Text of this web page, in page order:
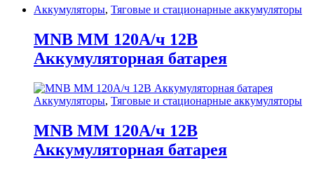
Аккумуляторы, Тяговые и стационарные аккумуляторы
MNB MM 120А/ч 12В
Аккумуляторная батарея
Аккумуляторы, Тяговые и стационарные аккумуляторы
MNB MM 120А/ч 12В
Аккумуляторная батарея